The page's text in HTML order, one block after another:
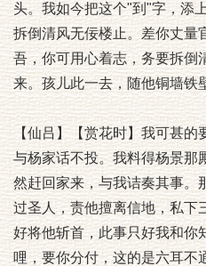
头。我如今把这个"到"字，添
拆倒清风无佞楼止。差你丈量
吾，你可用心着志，务要拆倒
来。孩儿此一去，随他铜墙铁
【仙吕】【赏花时】我可甚的
与杨家话不投。我料得杨景那
然赶回家来，与我诘奏其事。
过圣人，责他擅离信地，私下
好将他斩首，此事只好我和你
哩，要你分付，这的是六耳不